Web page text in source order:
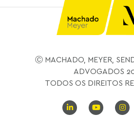
Ⓒ MACHADO, MEYER,
ADVOGADOS
TODOS OS DIREITOS